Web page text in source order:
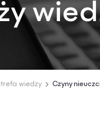
wiedzy Czyny